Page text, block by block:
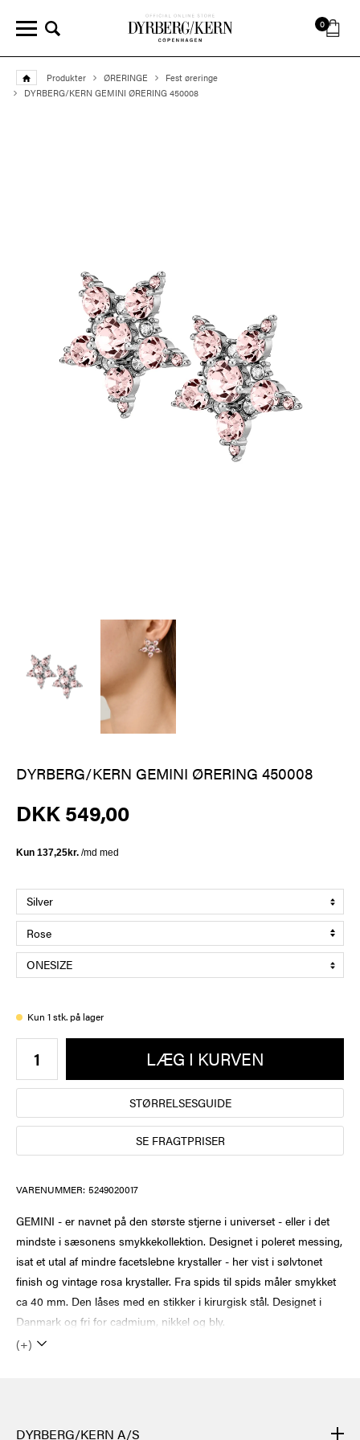
0
Produkter ØRERINGE
Fest øreringe
DYRBERG/KERN GEMINI ØRERING 450008
DYRBERG/KERN GEMINI ØRERING 450008
DKK 549,00
Kun 1 stk. på lager
LÆG I KURVEN
STØRRELSESGUIDE
SE FRAGTPRISER
VARENUMMER: 5249020017
GEMINI - er navnet på den største stjerne i universet - eller i det
mindste i sæsonens smykkekollektion. Designet i poleret messing,
isat et utal af mindre facetslebne krystaller - her vist i sølvtonet
finish og vintage rosa krystaller. Fra spids til spids måler smykket
ca 40 mm. Den låses med en stikker i kirurgisk stål. Designet i
Danmark og fri for cadmium, nikkel og bly.
(+)
DYRBERG/KERN A/S